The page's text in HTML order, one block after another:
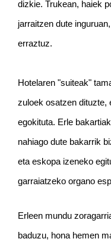
dizkie. Trukean, haiek
jarraitzen dute
erraztuz.
Hotelaren "suiteak"
zuloek osatzen dituzte,
egokituta. Erle
nahiago dute bakarrik
eta eskopa izeneko
garraiatzeko organo
Erleen mundu
baduzu, hona hemen